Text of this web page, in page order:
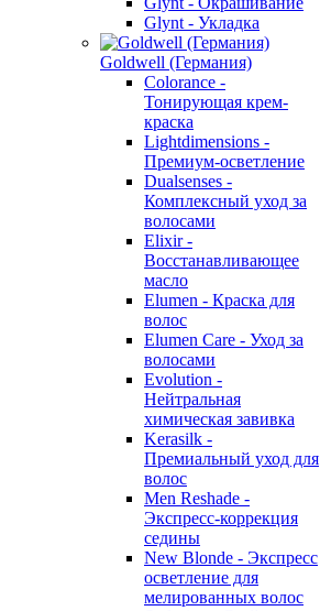
Glynt - Укладка
Goldwell (Германия)
Colorance -
Тонирующая крем-
краска
Lightdimensions -
Премиум-осветление
Dualsenses -
Комплексный уход за
волосами
Elixir -
Восстанавливающее
масло
Elumen - Краска для
волос
Elumen Care - Уход за
волосами
Evolution -
Нейтральная
химическая завивка
Kerasilk -
Премиальный уход для
волос
Men Reshade -
Экспресс-коррекция
седины
New Blonde - Экспресс
осветление для
мелированных волос